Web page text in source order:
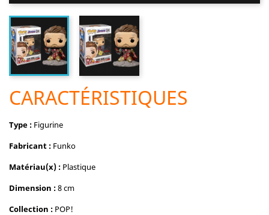
CARACTÉRISTIQUES
Type : Figurine
Fabricant : Funko
Matériau(x) : Plastique
Dimension :8 cm
Collection : POP!